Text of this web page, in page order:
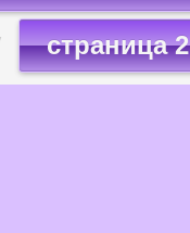
страница 2